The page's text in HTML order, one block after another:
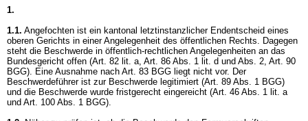
1.
1.1. Angefochten ist ein kantonal letztinstanzlicher Endentscheid eines
oberen Gerichts in einer Angelegenheit des öffentlichen Rechts. Dagegen
steht die Beschwerde in öffentlich-rechtlichen Angelegenheiten an das
Bundesgericht offen (Art. 82 lit. a, Art. 86 Abs. 1 lit. d und Abs. 2, Art. 90
BGG). Eine Ausnahme nach Art. 83 BGG liegt nicht vor. Der
Beschwerdeführer ist zur Beschwerde legitimiert (Art. 89 Abs. 1 BGG)
und die Beschwerde wurde fristgerecht eingereicht (Art. 46 Abs. 1 lit. a
und Art. 100 Abs. 1 BGG).